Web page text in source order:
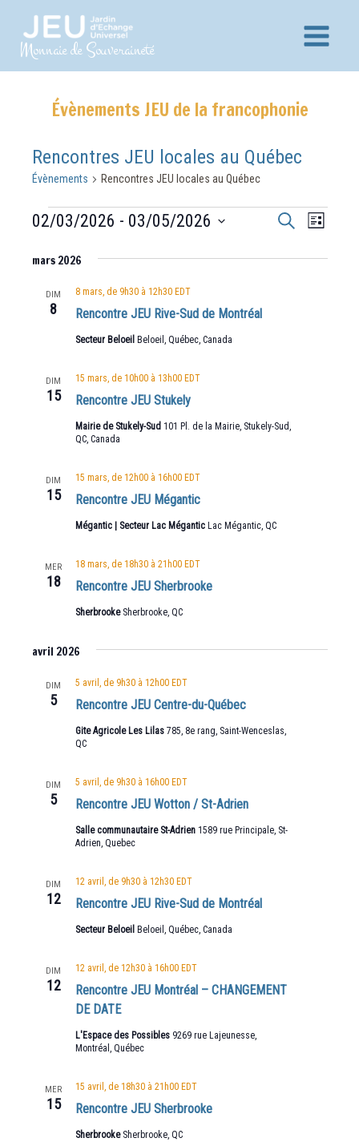
contenuMonnaie de Souveraineté
Main
Évènements JEU de la francophonie
Rencontres JEU locales au Québec
Évènements Rencontres JEU locales au Québec
Évènements Recherche
Recherche
vues
Liste
02/03/2026 - 03/05/2026
une
mars 2026
DIM
8 Rencontre JEU Rive-Sud de Montréal
8 mars, de 9h30à 12h30 EDT
Secteur Beloeil Beloeil, Québec, Canada
DIM
15 Rencontre JEU Stukely
15 mars, de 10h00à 13h00 EDT
Mairie de Stukely-Sud 101 Pl. de la Mairie, Stukely-Sud,
QC, Canada
DIM
15 Rencontre JEU Mégantic
15 mars, de 12h00à 16h00 EDT
Mégantic | Secteur Lac Mégantic Lac Mégantic, QC
MER
18 Rencontre JEU Sherbrooke
18 mars, de 18h30à 21h00 EDT
Sherbrooke Sherbrooke, QC
avril 2026
DIM
5 Rencontre JEU Centre-du-Québec
5 avril, de 9h30à 12h00 EDT
Gite Agricole Les Lilas 785, 8e rang, Saint-Wenceslas,
QC
DIM
5 Rencontre JEU Wotton / St-Adrien
5 avril, de 9h30à 16h00 EDT
Salle communautaire St-Adrien 1589 rue Principale, St-
Adrien, Quebec
DIM
12 Rencontre JEU Rive-Sud de Montréal
12 avril, de 9h30à 12h30 EDT
Secteur Beloeil Beloeil, Québec, Canada
DIM
12
Rencontre JEU Montréal – CHANGEMENT
DE DATE
12 avril, de 12h30à 16h00 EDT
L'Espace des Possibles 9269 rue Lajeunesse,
Montréal, Québec
MER
15 Rencontre JEU Sherbrooke
15 avril, de 18h30à 21h00 EDT
Sherbrooke Sherbrooke, QC